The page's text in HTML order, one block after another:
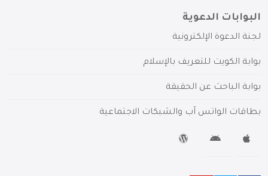
البوابات الدعوية
لجنة الدعوة الإلكترونية
بوابة الكويت للتعريف بالإسلام
بوابة الباحث عن الحقيقة
بطاقات الواتس آب والشبكات الاجتماعية